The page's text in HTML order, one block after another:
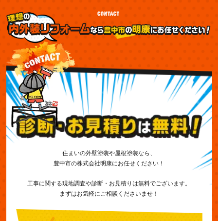
住まいの外壁塗装や屋根塗装なら、
豊中市の株式会社明康にお任せください！
工事に関する現地調査や診断・お見積りは無料でございます。
まずはお気軽にご相談くださいませ！